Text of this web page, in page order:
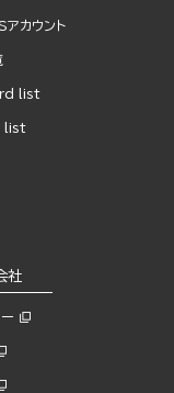
カウント
list
list
社